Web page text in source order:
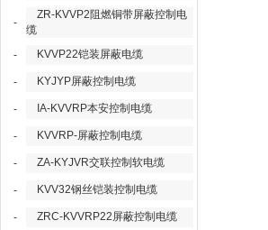
-
ZR-KVVP2阻燃铜带屏蔽控制电
缆
-
KVVP22铠装屏蔽电缆
- KYJYP屏蔽控制电缆
- IA-KVVRP本安控制电缆
- KVVRP-屏蔽控制电缆
- ZA-KYJVR交联控制软电缆
- KVV32钢丝铠装控制电缆
- ZRC-KVVRP22屏蔽控制电缆